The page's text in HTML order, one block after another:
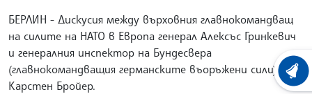
БЕРЛИН - Дискусия между върховния главнокомандващ
на силите на НАТО в Европа генерал Алексъс Гринкевич
и генералния инспектор на Бундесвера
(главнокомандващия германските въоръжени сили)
Карстен Бройер.